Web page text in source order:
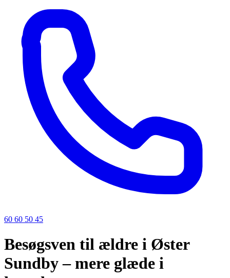
60 60 50 45
Besøgsven til ældre i Øster
Sundby – mere glæde i